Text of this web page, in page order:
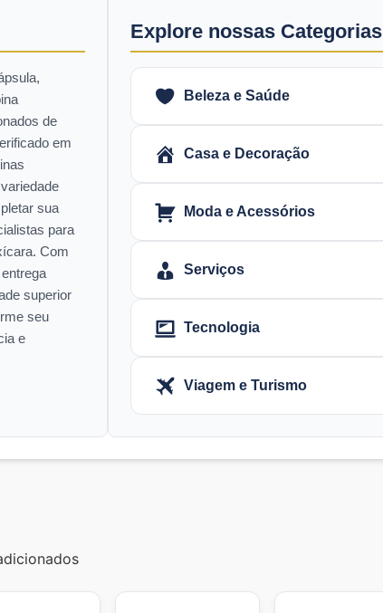
de
em
sua
para
Com
superior
seu
e
Explore nossas Categorias
Beleza e Saúde
Casa e Decoração
Moda e Acessórios
Serviços
Tecnologia
Viagem e Turismo